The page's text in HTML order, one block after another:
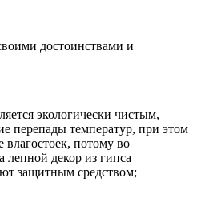
достоинствами и
экологически чистым,
перепады температур, при этом
влагостоек, потому во
лепной декор из гипса
защитным средством;